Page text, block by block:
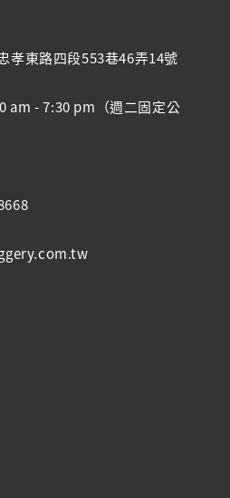
孝東路四段553巷46弄14號
am - 7:30 pm（週二固定公